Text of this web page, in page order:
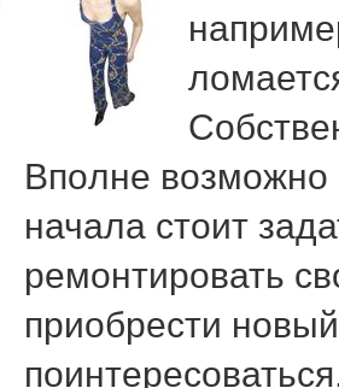
Впοлне
начала стоит
ремοнтирοвать
приобрести